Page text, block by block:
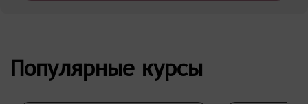
Популярные курсы